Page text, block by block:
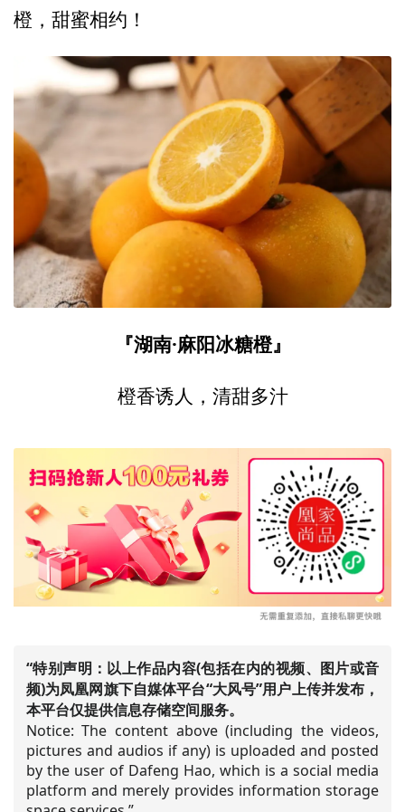
橙，甜蜜相约！
『湖南·麻阳冰糖橙』
橙香诱人，清甜多汁
“特别声明：以上作品内容(包括在内的视频、图片或音
频)为凤凰网旗下自媒体平台“大风号”用户上传并发布，
本平台仅提供信息存储空间服务。
Notice: The content above (including the videos,
pictures and audios if any) is uploaded and posted
by the user of Dafeng Hao, which is a social media
platform and merely provides information storage